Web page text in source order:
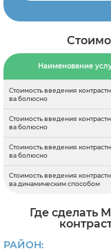
Наименование
Стоимость введения
ва болюсно
Стоимость введения
ва болюсно
Стоимость введения
ва болюсно
Стоимость введения
ва динамическим способом
Где сделать
РАЙОН: